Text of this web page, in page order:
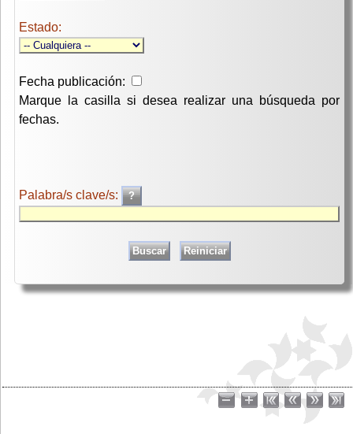
Estado:
Fecha publicación:
Marque la casilla si desea realizar una búsqueda por
fechas.
Palabra/s clave/s: